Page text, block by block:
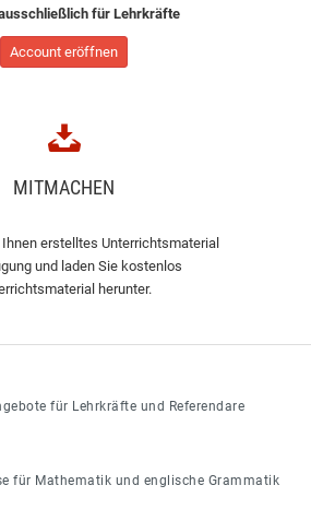
für Lehrkräfte
Account eröffnen
MITMACHEN
erstelltes Unterrichtsmaterial
und laden Sie kostenlos
herunter.
für Lehrkräfte und Referendare
für Mathematik und englische Grammatik